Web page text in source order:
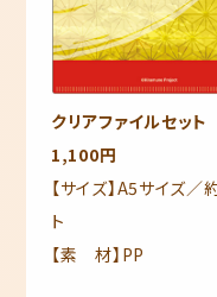
クリアファイルセット
1,100円
【サイズ】A5サイズ
ト
【素 材】PP